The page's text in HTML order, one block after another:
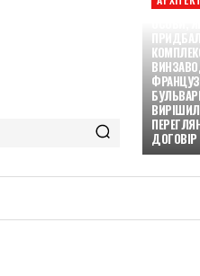
ДОГОВІР